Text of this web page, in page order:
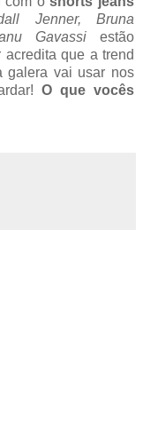
Jenner, Bruna
Gavassi estão
que a trend
galera vai usar nos
O que vocês